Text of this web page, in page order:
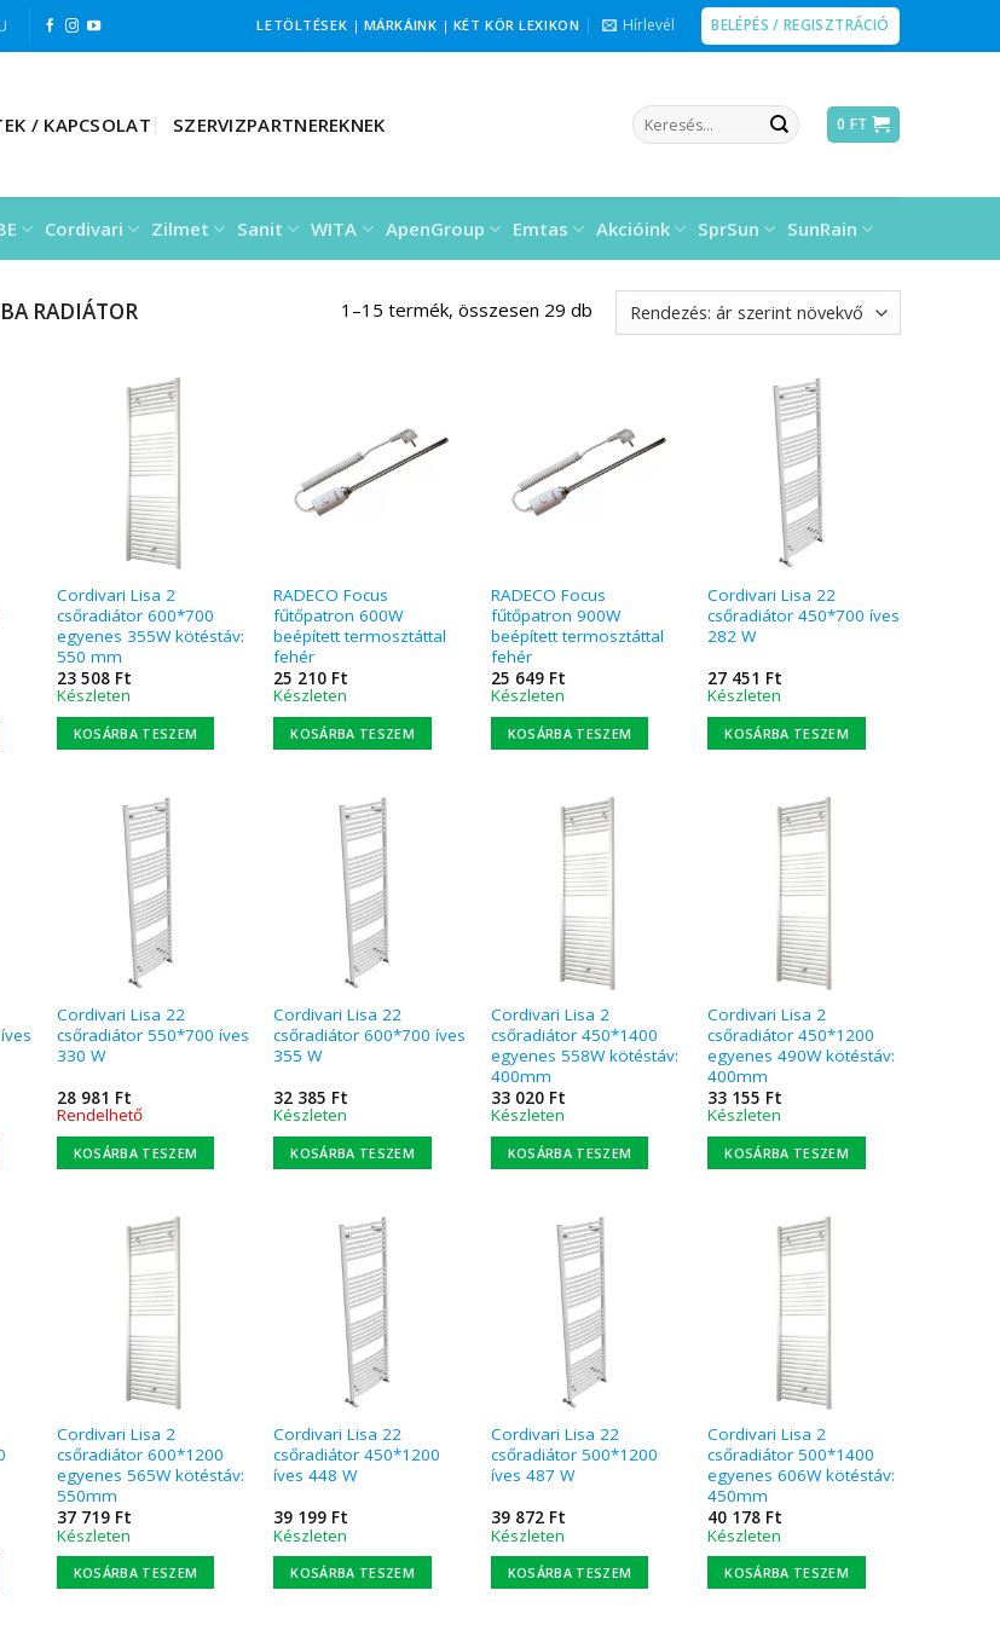
LETÖLTÉSEK | MÁRKÁINK | KÉT KÖR LEXIKON Hírlevél BELÉPÉS / REGISZTRÁCIÓ
/ KAPCSOLAT SZERVIZPARTNEREKNEK
Keresés
a
0 FT
Cordivari Zilmet Sanit WITA ApenGroup Emtas Akcióink SprSun SunRain
RADIÁTOR 1–15 termék, összesen 29 db
Cordivari Lisa 2
csőradiátor 600*700
egyenes 355W kötéstáv:
550 mm
23 508 Ft
Készleten
KOSÁRBA TESZEM
RADECO Focus
fűtőpatron 600W
beépített termosztáttal
fehér
25 210 Ft
Készleten
KOSÁRBA TESZEM
RADECO Focus
fűtőpatron 900W
beépített termosztáttal
fehér
25 649 Ft
Készleten
KOSÁRBA TESZEM
Cordivari Lisa 22
csőradiátor 450*700 íves
282 W
27 451 Ft
Készleten
KOSÁRBA TESZEM
Cordivari Lisa 22
csőradiátor 550*700 íves
330 W
28 981 Ft
Rendelhető
KOSÁRBA TESZEM
Cordivari Lisa 22
csőradiátor 600*700 íves
355 W
32 385 Ft
Készleten
KOSÁRBA TESZEM
Cordivari Lisa 2
csőradiátor 450*1400
egyenes 558W kötéstáv:
400mm
33 020 Ft
Készleten
KOSÁRBA TESZEM
Cordivari Lisa 2
csőradiátor 450*1200
egyenes 490W kötéstáv:
400mm
33 155 Ft
Készleten
KOSÁRBA TESZEM
Cordivari Lisa 2
csőradiátor 600*1200
egyenes 565W kötéstáv:
550mm
37 719 Ft
Készleten
KOSÁRBA TESZEM
Cordivari Lisa 22
csőradiátor 450*1200
íves 448 W
39 199 Ft
Készleten
KOSÁRBA TESZEM
Cordivari Lisa 22
csőradiátor 500*1200
íves 487 W
39 872 Ft
Készleten
KOSÁRBA TESZEM
Cordivari Lisa 2
csőradiátor 500*1400
egyenes 606W kötéstáv:
450mm
40 178 Ft
Készleten
KOSÁRBA TESZEM